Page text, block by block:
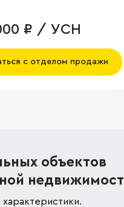
₽ / УСН
с отделом продажи
объектов